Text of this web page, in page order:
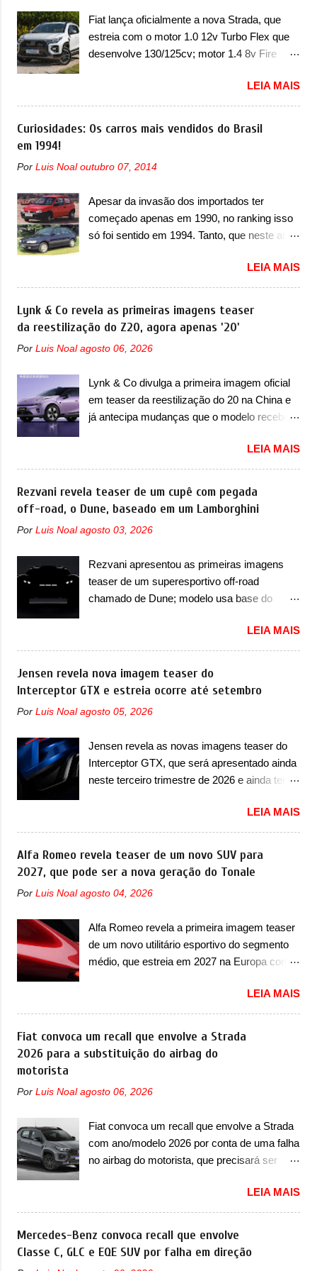
faróis com um desenho mais retangular, com
um pequeno prolongamento para as laterais.
Os faróis cont...
uma atualização do software do módulo de
controle da bateria (AHCP e HCP). Para
alguns veículos envolvidos, também, será
substituição do motor do ventilador HVAC
(aquecimento, ventilação e ar-condicionado).
A marca também confirmou que “foi
sobrecarga do microprocessador do Módulo
causar a perda de força motriz, requerendo a
atualização do software do modulo de...
Fiat lança oficialmente a nova Strada, que
estreia com o motor 1.0 12v Turbo Flex que
desenvolve 130/125cv; motor 1.4 8v Fire
oficialmente a nova Strada, que aparece com
mudanças visuais e com uma nova opção de
motor. Depois da picape compacta receber o
do motor 1.0 12v Turbo Flex, conhecido
a Fiat Strada soube ser mutável com
avanços importantes que a concorrência
nunca conseguiu acompanhar e agora ela
chegada do motor T200, que estreou nos
irmãos Pulse e Fastback. "A Fiat Strada é
mais do que uma picape, é uma verdadeira
revolução no mercado automotivo. Há alguns
anos era improvável pensar que uma picape
que só a Strada fez. Mais do que isso: ela é a
prova viva que time que está ganhando se
mexe sim. Ao longo da sua história, ela...
LEIA MAIS
Curiosidades: Os carros mais vendidos do Brasil
em 1994!
Por Luis Noal outubro 07, 2014
Apesar da invasão dos importados ter
começado apenas em 1990, no ranking isso
só foi sentido em 1994. Tanto, que neste ano,
ao começar pelo Chevrolet Corsa, o mais
destacado deles no ranking que perdurou no
nosso mercado até início de 2012 e com
certeza foi um grandioso lançamento da
Chevrolet que assustou a concorrência.
Nesse ano também era lançada a nova
anos ganhava uma nova geração feita do
zero, apelidada de "Bolinha" por suas formas
arredondadas. Além do Gol, outro
Era o Pointer, versão hatchback do Logus
que chegava depois de um ano de atraso. A
invasão de 1994 foi marcava pelos
franceses, alemães, japoneses e coreanos
que chegaram arrancando corações em
destacaram nas vendas em 1994 foram o
Renault R19 que vinha em 3 versões de
carroceria, sendo duas do hatch e o sedan, a
LEIA MAIS
Lynk & Co revela as primeiras imagens teaser
da reestilização do Z20, agora apenas '20'
Por Luis Noal agosto 06, 2026
Lynk & Co divulga a primeira imagem oficial
em teaser da reestilização do 20 na China e
já antecipa mudanças que o modelo receberá
vai apresentar na China as primeiras
mudanças para o Z20, um misto de hatch
com SUV que é vendido no mercado chinês
desde o lançamento, em 2024. Agora, o
modelo passará por sua primeira mudança
visual e também mudará de nome. Vendido
passará a ser vendido na China apenas
como ‘20’. Junto das mudanças visuais, a
marca confirmou que ele pode ser um dos
novo motor elétrico. Chamado de ’16 em 1’,
também chamado de Thunder, ele apresenta
uma melhoria de eficiência térmica e integra
12 elementos de hardware. Entre eles, motor
elétrico, controlador de motor, redutor,
LBMS, VCU, TMS, controle ativo de pré-
carga e gateway de domínio de energia. Há
mais quatro recursos de software como
LEIA MAIS
Rezvani revela teaser de um cupê com pegada
off-road, o Dune, baseado em um Lamborghini
Por Luis Noal agosto 03, 2026
Rezvani apresentou as primeiras imagens
teaser de um superesportivo off-road
chamado de Dune; modelo usa base do
Rezvani apresentou as primeiras imagens
teaser de um novo superesportivo que vai
oferecer aos seus consumidores. Trata-se do
Dune, um cupê superesportivo que terá uma
esportivos recentemente tiveram, como o
Huracán Sterrato. E o modelo italiano tem
grande parte no desenvolvimento do Dune.
Baseado no Huracán, o Dune nasce com
apresentou com o Sterrato, mas com um
design ainda mais Mad Max – algo
característico da Rezvani. Junto com as
imagens, a marca já confirmou que o Dune
será um carro muito exclusivo. Ao todo,
para todo mundo, ou seja, limitado demais.
Ele será equipado com um motor V10
Supercharger capaz de desenvolver cerca de
LEIA MAIS
Jensen revela nova imagem teaser do
Interceptor GTX e estreia ocorre até setembro
Por Luis Noal agosto 05, 2026
Jensen revela as novas imagens teaser do
Interceptor GTX, que será apresentado ainda
neste terceiro trimestre de 2026 e ainda terá
Jensen International Automotive (abreviação
de JIA) apresentou uma nova imagem teaser
que mostra como será o Interceptor GTX, o
esportivo que recolocará a marca no
mercado. O granturismo (GT) apareceu em
uma nova imagem de traseira, onde ele
ainda confirmou que o esportivo será
apresentado no terceiro trimestre de 2026, ou
seja, acontecerá entre os meses de julho e
a estreia deve aparecer neste mês ou até o
dia 30 de setembro. A marca confirmou que
vai apresentar um "protótipo de pré-produção,
de altíssimo desempenho, exclusivo para
de rua do esportivo. Ao mesmo tempo, a
como um “protótipo aprimorado” que
estabelece as bases para "div...
LEIA MAIS
Alfa Romeo revela teaser de um novo SUV para
2027, que pode ser a nova geração do Tonale
Por Luis Noal agosto 04, 2026
Alfa Romeo revela a primeira imagem teaser
de um novo utilitário esportivo do segmento
médio, que estreia em 2027 na Europa com
revelou a primeira imagem teaser de um
novo utilitário esportivo da marca italiana,
previsto para ser lançado em meados de
2027. O novo modelo não tem nome ou se é
uma nova geração de um modelo existente, o
o novo modelo em questão é um SUV do
confirmado durante a Mesa Redonda
Nacional da Indústria Automotiva, organizada
pelo Ministério dos Negócios e do Made in
Cappellano, Diretor de Operações da
Stellantis Enlarged Europe, que foi o
responsável por antecipar o lançamento. O
novo modelo teve uma imagem que mostra a
traseira do SUV, onde aparece um pouco das
LEIA MAIS
Fiat convoca um recall que envolve a Strada
2026 para a substituição do airbag do
motorista
Por Luis Noal agosto 06, 2026
Fiat convoca um recall que envolve a Strada
com ano/modelo 2026 por conta de uma falha
no airbag do motorista, que precisará ser
24 de outubro de 2025 que envolve os
proprietários da Strada no Brasil. O chamado
envolve unidades com ano/modelo 2026 da
picape compacta e envolve todas as versões
com este ano/modelo. A marca fala que as
LEIA MAIS
Mercedes-Benz convoca recall que envolve
Classe C, GLC e EQE SUV por falha em direção